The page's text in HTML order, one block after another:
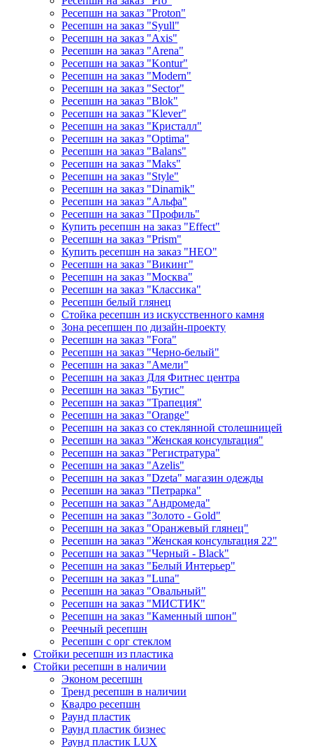
Ресепшн на заказ "Proton"
Ресепшн на заказ "Syull"
Ресепшн на заказ "Axis"
Ресепшн на заказ "Arena"
Ресепшн на заказ "Kontur"
Ресепшн на заказ "Modern"
Ресепшн на заказ "Sector"
Ресепшн на заказ "Blok"
Ресепшн на заказ "Klever"
Ресепшн на заказ "Кристалл"
Ресепшн на заказ "Optima"
Ресепшн на заказ "Balans"
Ресепшн на заказ "Maks"
Ресепшн на заказ "Style"
Ресепшн на заказ "Dinamik"
Ресепшн на заказ "Альфа"
Ресепшн на заказ "Профиль"
Купить ресепшн на заказ "Effect"
Ресепшн на заказ "Prism"
Купить ресепшн на заказ "НЕО"
Ресепшн на заказ "Викинг"
Ресепшн на заказ "Москва"
Ресепшн на заказ "Классика"
Ресепшн белый глянец
Стойка ресепшн из искусственного камня
Зона ресепшен по дизайн-проекту
Ресепшн на заказ "Fora"
Ресепшн на заказ "Черно-белый"
Ресепшн на заказ "Амели"
Ресепшн на заказ Для Фитнес центра
Ресепшн на заказ "Бутис"
Ресепшн на заказ "Трапеция"
Ресепшн на заказ "Orange"
Ресепшн на заказ со стеклянной столешницей
Ресепшн на заказ "Женская консультация"
Ресепшн на заказ "Регистратура"
Ресепшн на заказ "Azelis"
Ресепшн на заказ "Dzeta" магазин одежды
Ресепшн на заказ "Петрарка"
Ресепшн на заказ "Андромеда"
Ресепшн на заказ "Золото - Gold"
Ресепшн на заказ "Оранжевый глянец"
Ресепшн на заказ "Женская консультация 22"
Ресепшн на заказ "Черный - Black"
Ресепшн на заказ "Белый Интерьер"
Ресепшн на заказ "Luna"
Ресепшн на заказ "Овальный"
Ресепшн на заказ "МИСТИК"
Ресепшн на заказ "Каменный шпон"
Реечный ресепшн
Ресепшн с орг стеклом
Стойки ресепшн из пластика
Стойки ресепшн в наличии
Эконом ресепшн
Тренд ресепшн в наличии
Квадро ресепшн
Раунд пластик
Раунд пластик бизнес
Раунд пластик LUX